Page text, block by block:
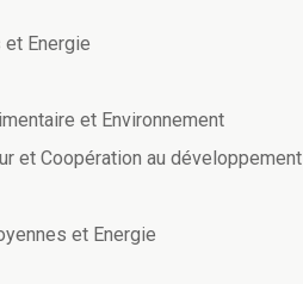
et Energie
et Environnement
et Coopération au développement
et Energie